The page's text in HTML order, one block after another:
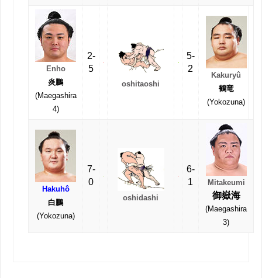
Enho
炎鵬
(Maegashira
4)
2-
5
oshitaoshi
5-
2
Kakuryû
鶴竜
(Yokozuna)
Hakuhô
白鵬
(Yokozuna)
7-
0
oshidashi
6-
1
Mitakeumi
御嶽海
(Maegashira
3)